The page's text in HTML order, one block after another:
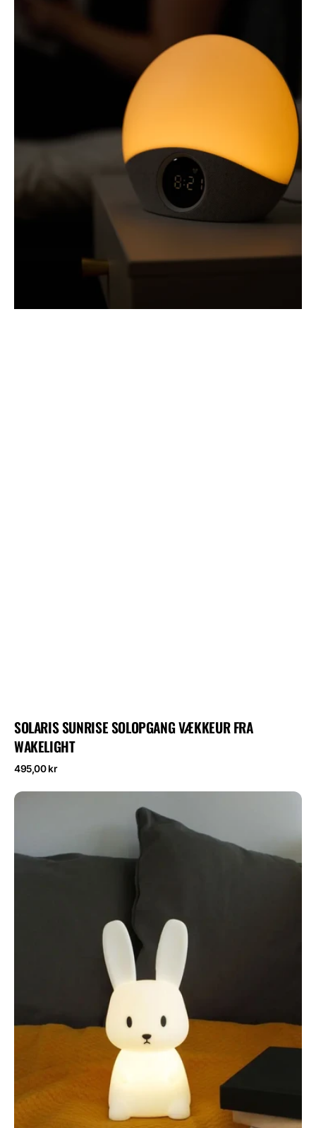
SOLARIS SUNRISE SOLOPGANG VÆKKEUR FRA
WAKELIGHT
Normalpris
495,00 kr
Kanin